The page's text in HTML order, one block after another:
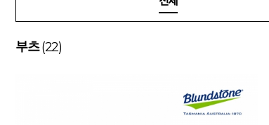
부츠 (22)